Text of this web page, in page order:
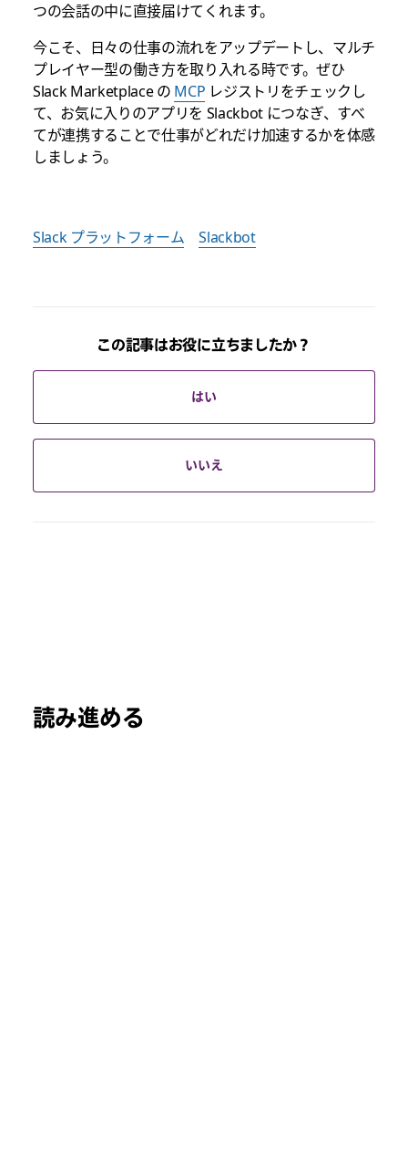
つの会話の中に直接届けてくれます。
今こそ、日々の仕事の流れをアップデートし、マルチ
プレイヤー型の働き方を取り入れる時です。ぜひ
Slack Marketplace の MCP レジストリをチェックし
て、お気に入りのアプリを Slackbot につなぎ、すべ
てが連携することで仕事がどれだけ加速するかを体感
しましょう。
Slack プラットフォーム Slackbot
この記事はお役に立ちましたか？
はい
いいえ
読み進める